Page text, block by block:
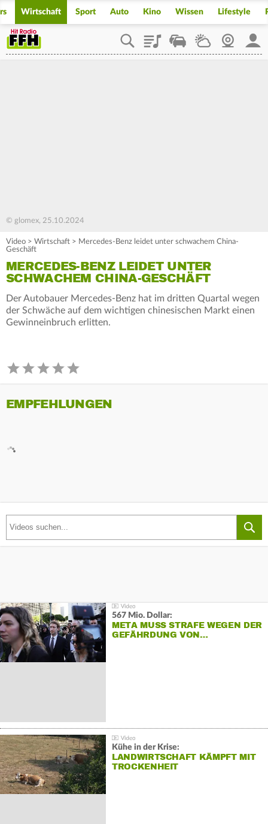
Wirtschaft Sport Auto Kino Wissen Lifestyle
PlaylistStaupilotWetterWebcam
© glomex, 25.10.2024
Video > Wirtschaft > Mercedes-Benz leidet unter schwachem China-
Geschäft
MERCEDES-BENZ LEIDET UNTER
SCHWACHEM CHINA-GESCHÄFT
Der Autobauer Mercedes-Benz hat im dritten Quartal wegen
der Schwäche auf dem wichtigen chinesischen Markt einen
Gewinneinbruch erlitten.
EMPFEHLUNGEN
567 Mio. Dollar:
META MUSS STRAFE WEGEN DER
GEFÄHRDUNG VON…
Kühe in der Krise:
LANDWIRTSCHAFT KÄMPFT MIT
TROCKENHEIT